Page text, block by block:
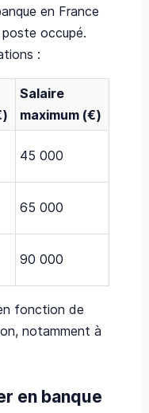
en France
occupé.
:
Salaire
maximum (€)
45 000
65 000
90 000
fonction de
notamment à
en banque